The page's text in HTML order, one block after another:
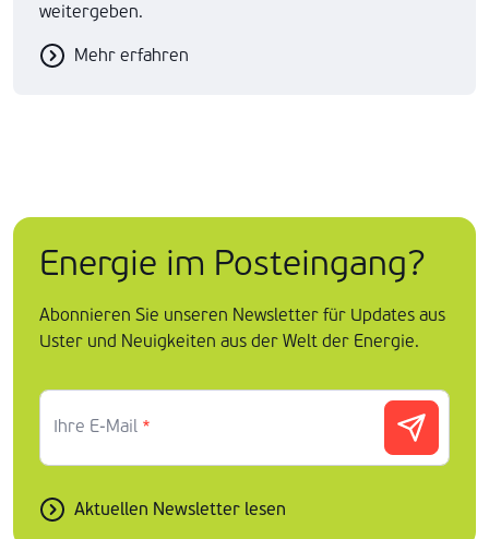
weitergeben.
Mehr erfahren
Energie im Posteingang?
Abonnieren Sie unseren Newsletter für Updates aus
Uster und Neuigkeiten aus der Welt der Energie.
Ihre E-Mail *
Aktuellen Newsletter lesen